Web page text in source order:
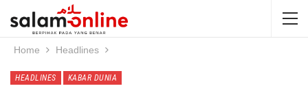
Home Headlines
HEADLINES KABAR DUNIA